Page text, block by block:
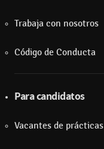
Trabaja con nosotros
Código de Conducta
Para candidatos
Vacantes de prácticas